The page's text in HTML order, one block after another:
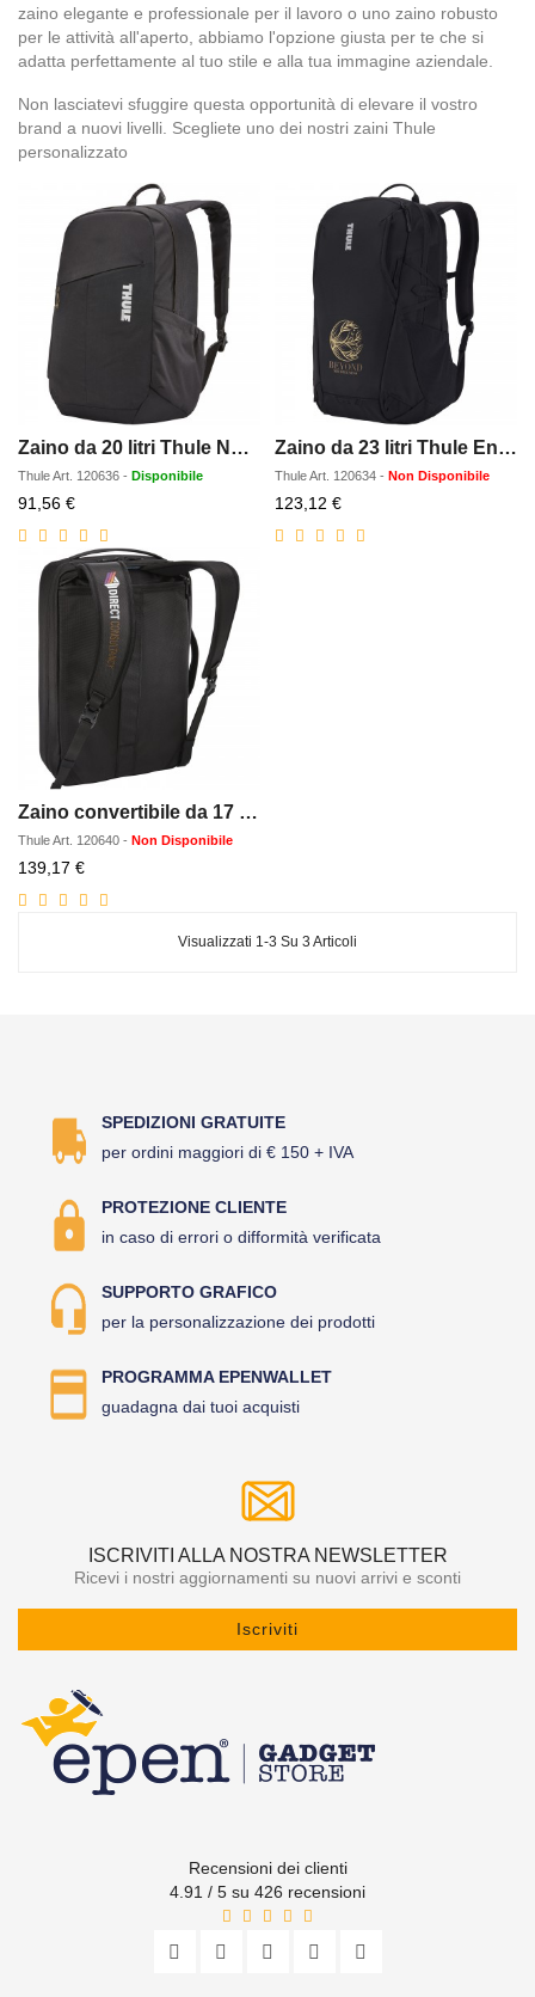
zaino elegante e professionale per il lavoro o uno zaino robusto
per le attività all'aperto, abbiamo l'opzione giusta per te che si
adatta perfettamente al tuo stile e alla tua immagine aziendale.
Non lasciatevi sfuggire questa opportunità di elevare il vostro
brand a nuovi livelli. Scegliete uno dei nostri zaini Thule
personalizzato
Zaino da 20 litri Thule Notus
ThuleArt. 120636 - Disponibile
91,56 €Prezzo
scontato
Zaino da 23 litri Thule EnRoute
ThuleArt. 120634 - Non Disponibile
123,12 €Prezzo
scontato
Zaino convertibile da 17 litri Thule Accent
ThuleArt. 120640 - Non Disponibile
139,17 €Prezzo
scontato
Visualizzati 1-3 Su 3 Articoli
SPEDIZIONI GRATUITE
per ordini maggiori di € 150 + IVA
PROTEZIONE CLIENTE
in caso di errori o difformità verificata
SUPPORTO GRAFICO
per la personalizzazione dei prodotti
PROGRAMMA EPENWALLET
guadagna dai tuoi acquisti
ISCRIVITI ALLA NOSTRA NEWSLETTER
Ricevi i nostri aggiornamenti su nuovi arrivi e sconti
Iscriviti
Recensioni dei clienti
4.91 / 5 su 426 recensioni